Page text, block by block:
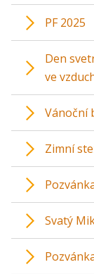
PF 2025
Den
ve
Vánoční
Zimní
Svatý